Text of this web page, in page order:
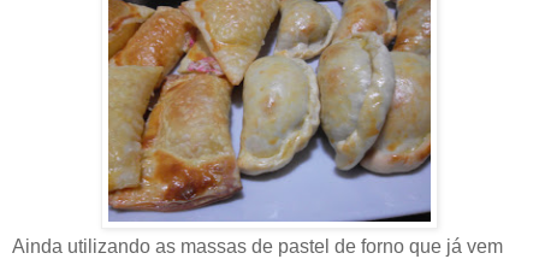
Ainda utilizando as massas de pastel de forno que já vem